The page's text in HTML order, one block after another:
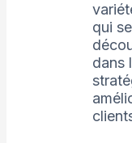
qui
dans